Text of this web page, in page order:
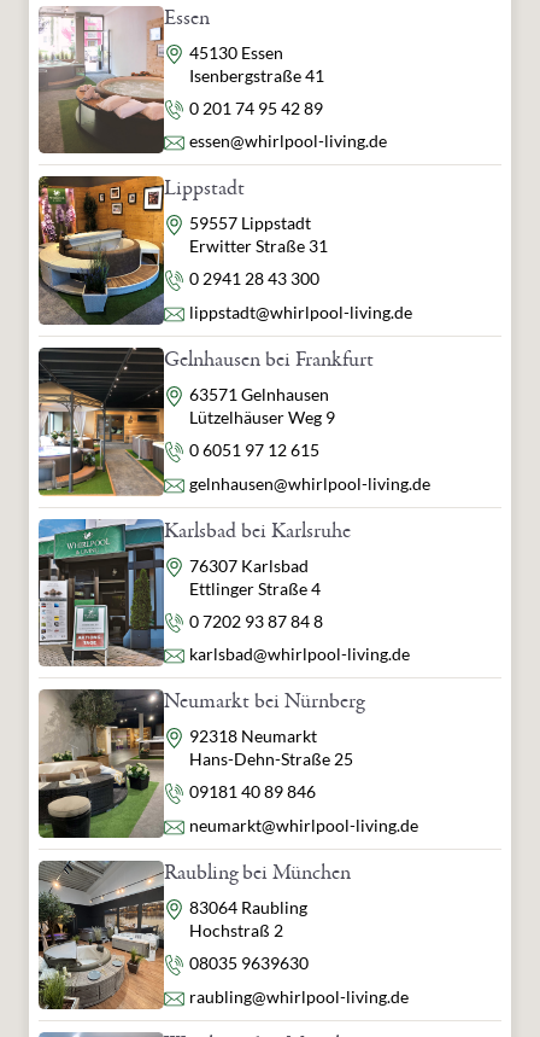
Essen
Adresse
45130 Essen
Isenbergstraße 41
Telefon
0 201 74 95 42 89
E-Mail
essen@whirlpool-living.de
Lippstadt
Adresse
59557 Lippstadt
Erwitter Straße 31
Telefon
0 2941 28 43 300
E-Mail
lippstadt@whirlpool-living.de
Gelnhausen bei Frankfurt
Adresse
63571 Gelnhausen
Lützelhäuser Weg 9
Telefon
0 6051 97 12 615
E-Mail
gelnhausen@whirlpool-living.de
Karlsbad bei Karlsruhe
Adresse
76307 Karlsbad
Ettlinger Straße 4
Telefon
0 7202 93 87 84 8
E-Mail
karlsbad@whirlpool-living.de
Neumarkt bei Nürnberg
Adresse
92318 Neumarkt
Hans-Dehn-Straße 25
Telefon
09181 40 89 846
E-Mail
neumarkt@whirlpool-living.de
Raubling bei München
Adresse
83064 Raubling
Hochstraß 2
Telefon
08035 9639630
E-Mail
raubling@whirlpool-living.de